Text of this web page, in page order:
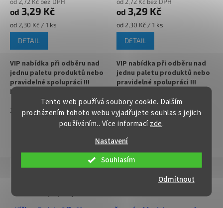
Tento web používá soubory cookie. Dalším
procházením tohoto webu vyjadřujete souhlas s jejich
používáním.. Více informacízde.
Nastavení
Odmítnout
Souhlasím
✅Paletu za výhodnější cenu
objednejte
od 3,29 Kč
Měrná
cena:
od 2,30 Kč / 1 ks
DETAIL
VIP nabídka při odběru nad
jednu paletu produktů nebo
pravidelné spolupráci !!!
Kontaktujte nás :
info@zavarovacisklo.cz
Víčko na sklenici s uzávěrem
typu Twist Off 82
✅ Pro výhodnější cenu kupte
1 700
od 3,29 Kč
Měrná
cena:
od 2,30 Kč / 1 ks
DETAIL
VIP nabídka při odběru nad
jednu paletu produktů nebo
pravidelné spolupráci !!!
info@zavarovacisklo.cz
✅Víčko na sklenici s uzávěrem
typu Twist Off 82
otevření sklenice
✅ Různé varianty víček TO 82
✅ Pro výhodnější cenu kupte
1 700
ZOBRAZIT VŠECHNY PODOBNÉ PRODUKTY
Popis Hodnocení